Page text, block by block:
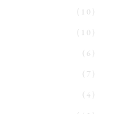
(10)
(10)
(6)
(7)
(4)